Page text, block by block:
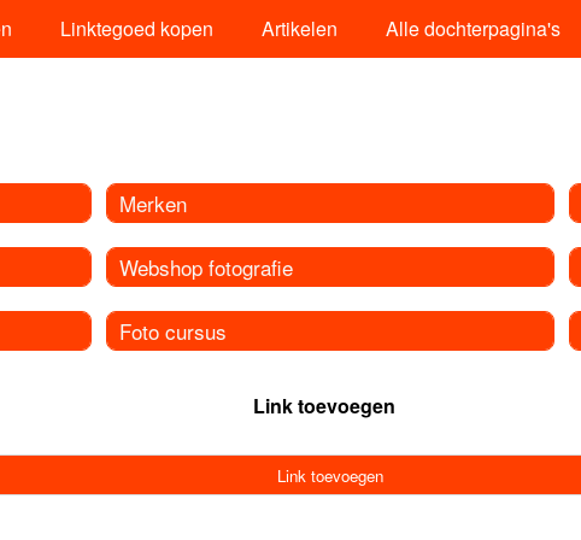
Linktegoed kopen Artikelen Alle dochterpagina's
Merken
Webshop fotografie
Foto cursus
Link toevoegen
Link toevoegen